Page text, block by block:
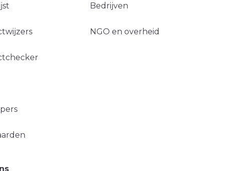
Bedrijven
NGO en overheid